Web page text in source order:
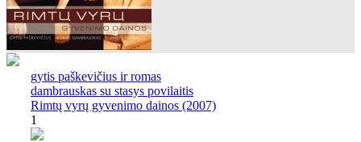
gytis paškevičius ir romas
dambrauskas su stasys povilaitis
Rimtų vyrų gyvenimo dainos (2007)
1